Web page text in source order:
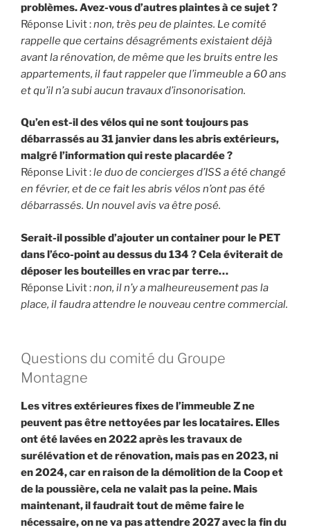
problèmes. Avez-vous d’autres plaintes à ce sujet ?
Réponse Livit :non, très peu de plaintes. Le comité
rappelle que certains désagréments existaient déjà
avant la rénovation, de même que les bruits entre les
appartements, il faut rappeler que l’immeuble a 60 ans
et qu’il n’a subi aucun travaux d’insonorisation.
Qu’en est-il des vélos qui ne sont toujours pas
débarrassés au 31 janvier dans les abris extérieurs,
malgré l’information qui reste placardée ?
Réponse Livit :le duo de concierges d’ISS a été changé
en février, et de ce fait les abris vélos n’ont pas été
débarrassés. Un nouvel avis va être posé.
Serait-il possible d’ajouter un container pour le PET
dans l’éco-point au dessus du 134 ? Cela éviterait de
déposer les bouteilles en vrac par terre…
Réponse Livit :non, il n’y a malheureusement pas la
place, il faudra attendre le nouveau centre commercial.
Questions du comité du Groupe
Montagne
Les vitres extérieures fixes de l’immeuble Z ne
peuvent pas être nettoyées par les locataires. Elles
ont été lavées en 2022 après les travaux de
surélévation et de rénovation, mais pas en 2023, ni
en 2024, car en raison de la démolition de la Coop et
de la poussière, cela ne valait pas la peine. Mais
maintenant, il faudrait tout de même faire le
nécessaire, on ne va pas attendre 2027 avec la fin du